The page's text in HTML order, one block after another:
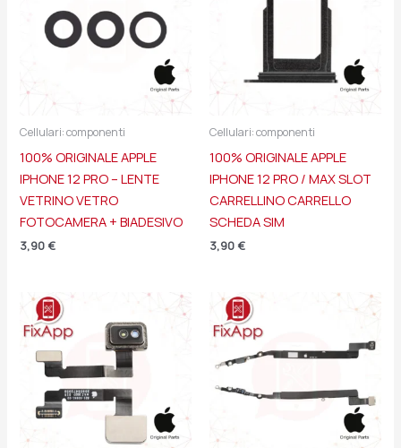
Cellulari: componenti
100% ORIGINALE APPLE
IPHONE 12 PRO – LENTE
VETRINO VETRO
FOTOCAMERA + BIADESIVO
3,90 €
Cellulari: componenti
100% ORIGINALE APPLE
IPHONE 12 PRO / MAX SLOT
CARRELLINO CARRELLO
SCHEDA SIM
3,90 €